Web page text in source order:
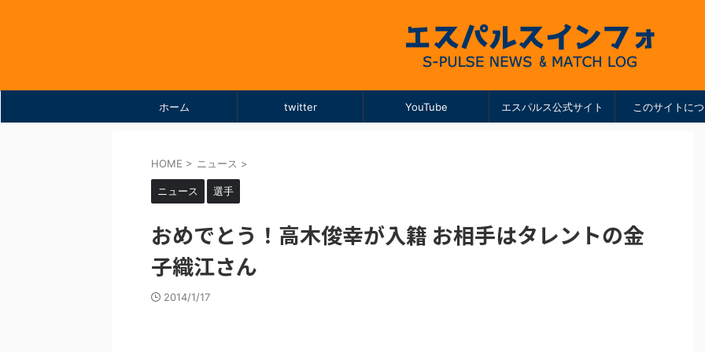
ホーム twitter YouTube エスパルス公式サイト このサイトに
HOME > ニュース >
ニュース 選手
おめでとう！高木俊幸が入籍 お相手はタレントの金
子織江さん
2014/1/17